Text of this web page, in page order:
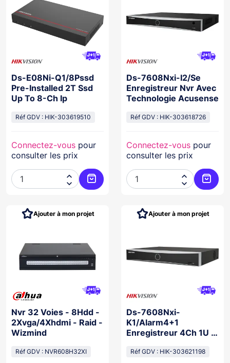
Ds-E08Ni-Q1/8Pssd
Pre-Installed 2T Ssd
Up To 8-Ch Ip
Réf GDV : HIK-303619510
Connectez-vous pour
consulter les prix


Ajouter au panier
Ds-7608Nxi-I2/Se
Enregistreur Nvr Avec
Technologie Acusense
Réf GDV : HIK-303618726
Connectez-vous pour
consulter les prix


Nvr 32 Voies - 8Hdd -
2Xvga/4Xhdmi - Raid -
Wizmind
Réf GDV : NVR608H32XI
Ajouter à mon projet
Ds-7608Nxi-
K1/Alarm4+1
Enregistreur 4Ch 1U K
Nvr
Réf GDV : HIK-303621198
Ajouter à mon projet